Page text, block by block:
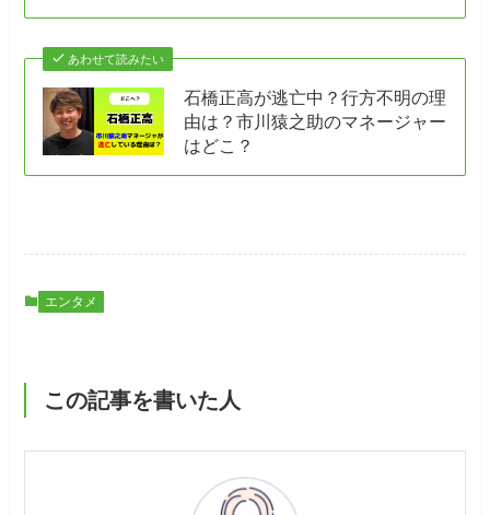
あわせて読みたい
石橋正高が逃亡中？行方不明の理
由は？市川猿之助のマネージャー
はどこ？
エンタメ
この記事を書いた人